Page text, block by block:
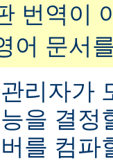
번역이
어 문서
리자가
을 결정
를 컴파